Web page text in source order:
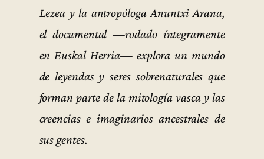
Lezea y la antropóloga Anuntxi Arana,
el documental —rodado íntegramente
en Euskal Herria— explora un mundo
de leyendas y seres sobrenaturales que
forman parte de la mitología vasca y las
creencias e imaginarios ancestrales de
sus gentes.